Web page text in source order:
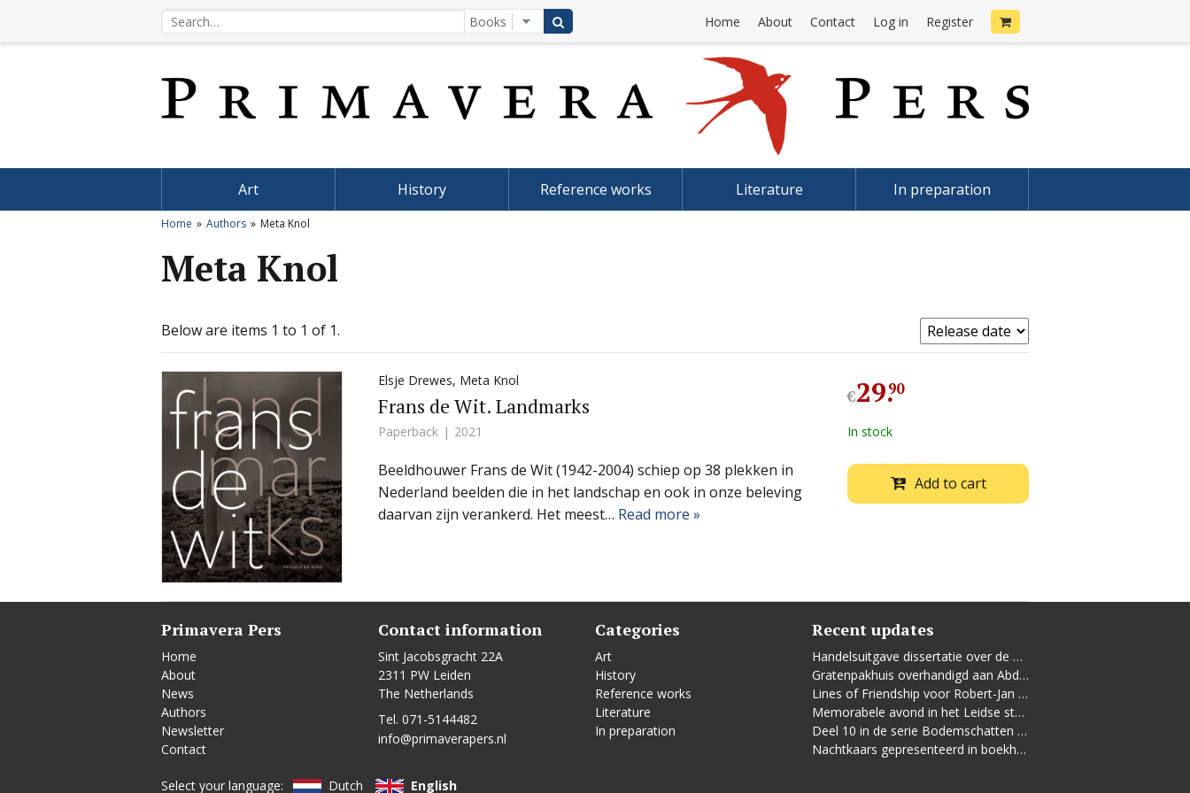
Home About Contact Log in Register
Art History Reference works Literature In preparation
Home Authors Meta Knol
Meta Knol
Below are items 1 to 1 of 1.
Elsje Drewes, Meta Knol
Frans de Wit. Landmarks
Paperback 2021
Beeldhouwer Frans de Wit (1942-2004) schiep op 38 plekken in
Nederland beelden die in het landschap en ook in onze beleving
daarvan zijn verankerd. Het meest… Read more »
€29.
90
In stock
Add to cart
Primavera Pers
Home
About
News
Authors
Newsletter
Contact
Contact information
Sint Jacobsgracht 22A
2311 PW Leiden
The Netherlands
Tel. 071-5144482
info@primaverapers.nl
Categories
Art
History
Reference works
Literature
In preparation
Recent updates
Handelsuitgave dissertatie over de Leidse vrouwenbeweging
Gratenpakhuis overhandigd aan Abdelhaq Jermoumi
Lines of Friendship voor Robert-Jan te Rijdt
Memorabele avond in het Leidse stadhuis
Deel 10 in de serie Bodemschatten en Bouwgeheimen verschenen
Nachtkaars gepresenteerd in boekhandel De Kler
Select your language: Dutch English